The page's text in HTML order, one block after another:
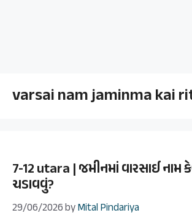
varsai nam jaminma kai
7-12 utara | જમીનમાં વારસાઈ નામ
ચડાવવું?
29/06/2026byMital Pindariya